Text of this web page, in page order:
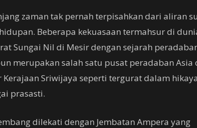
zaman tak pernah terpisahkan dari aliran
Beberapa kekuasaan termahsur di
Sungai Nil di Mesir dengan sejarah
merupakan salah satu pusat peradaban Asia
Kerajaan Sriwijaya seperti tergurat dalam
prasasti.
dilekati dengan Jembatan Ampera yang